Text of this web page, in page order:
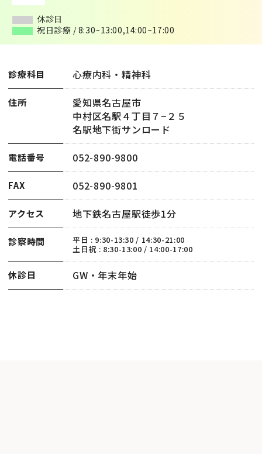
休診日
祝日診療 / 8:30~13:00,14:00~17:00
休診日
祝日診療 / 8:30~13:00,14:00~17:00
診療科目 心療内科・精神科
住所
愛知県名古屋市
中村区名駅４丁目７−２５
名駅地下街サンロード
電話番号 052-890-9800
FAX 052-890-9801
アクセス 地下鉄名古屋駅徒歩1分
診察時間
平日 : 9:30-13:30 / 14:30-21:00
土日祝 : 8:30-13:00 / 14:00-17:00
休診日 GW・年末年始